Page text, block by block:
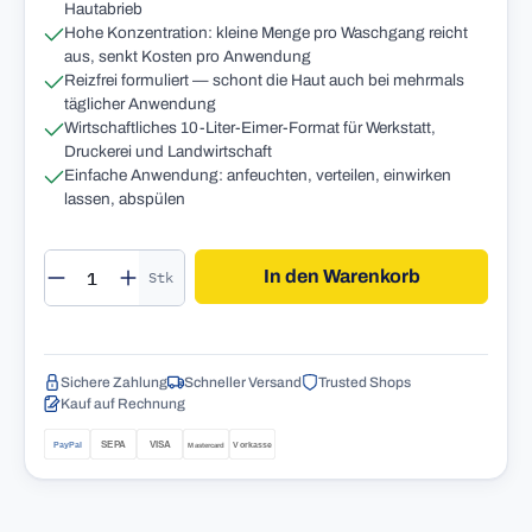
Hautabrieb
Hohe Konzentration: kleine Menge pro Waschgang reicht
aus, senkt Kosten pro Anwendung
Reizfrei formuliert — schont die Haut auch bei mehrmals
täglicher Anwendung
Wirtschaftliches 10-Liter-Eimer-Format für Werkstatt,
Druckerei und Landwirtschaft
Einfache Anwendung: anfeuchten, verteilen, einwirken
lassen, abspülen
Produkt Anzahl: Gib den gewünschten
Stk In den Warenkorb
Sichere Zahlung Schneller Versand
Trusted Shops
Kauf auf Rechnung